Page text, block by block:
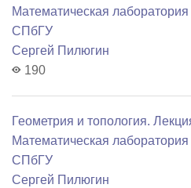
Математичеcкая
СПбГУ
Сергей Пилюгин
190
Геометрия и топология.
Математичеcкая
СПбГУ
Сергей Пилюгин